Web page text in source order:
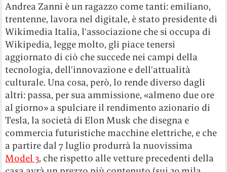
Andrea Zanni è un ragazzo come tanti: emiliano,
trentenne, lavora nel digitale, è stato presidente di
Wikimedia Italia, l’associazione che si occupa di
Wikipedia, legge molto, gli piace tenersi
aggiornato di ciò che succede nei campi della
tecnologia, dell’innovazione e dell’attualità
culturale. Una cosa, però, lo rende diverso dagli
altri: passa, per sua ammissione, «almeno due ore
al giorno» a spulciare il rendimento azionario di
Tesla, la società di Elon Musk che disegna e
commercia futuristiche macchine elettriche, e che
a partire dal 7 luglio produrrà la nuovissima
Model 3, che rispetto alle vetture precedenti della